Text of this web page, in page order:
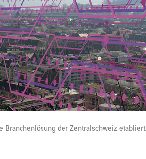
der Zentralschweiz etabliert.